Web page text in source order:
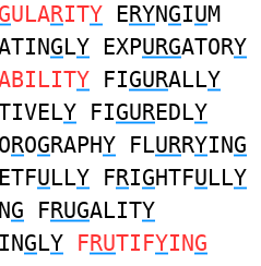
GULARITY ERYNGIUM
GLY EXPURGATORY
Y FIGURALLY
Y FIGUREDLY
OROGRAPHY FLURRYING
ETFULLY FRIGHTFULLY
G FRUGALITY
GLY FRUTIFYING